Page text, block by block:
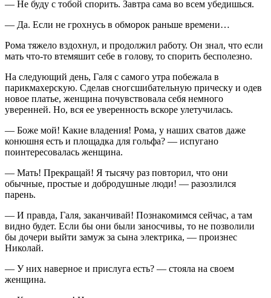
— Не буду с тобой спорить. Завтра сама во всем убедишься.
— Да. Если не грохнусь в обморок раньше времени…
Рома тяжело вздохнул, и продолжил работу. Он знал, что если
мать что-то втемяшит себе в голову, то спорить бесполезно.
На следующий день, Галя с самого утра побежала в
парикмахерскую. Сделав сногсшибательную прическу и одев
новое платье, женщина почувствовала себя немного
уверенней. Но, вся ее уверенность вскоре улетучилась.
— Боже мой! Какие владения! Рома, у наших сватов даже
конюшня есть и площадка для гольфа? — испугано
поинтересовалась женщина.
— Мать! Прекращай! Я тысячу раз повторил, что они
обычные, простые и добродушные люди! — разозлился
парень.
— И правда, Галя, заканчивай! Познакомимся сейчас, а там
видно будет. Если бы они были заносчивы, то не позволили
бы дочери выйти замуж за сына электрика, — произнес
Николай.
— У них наверное и прислуга есть? — стояла на своем
женщина.